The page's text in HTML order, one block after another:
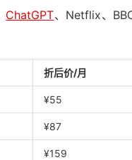
ChatGPT、Netflix、
折后价/月
¥55
¥87
¥159